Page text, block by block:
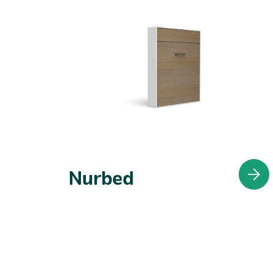
Nurbed